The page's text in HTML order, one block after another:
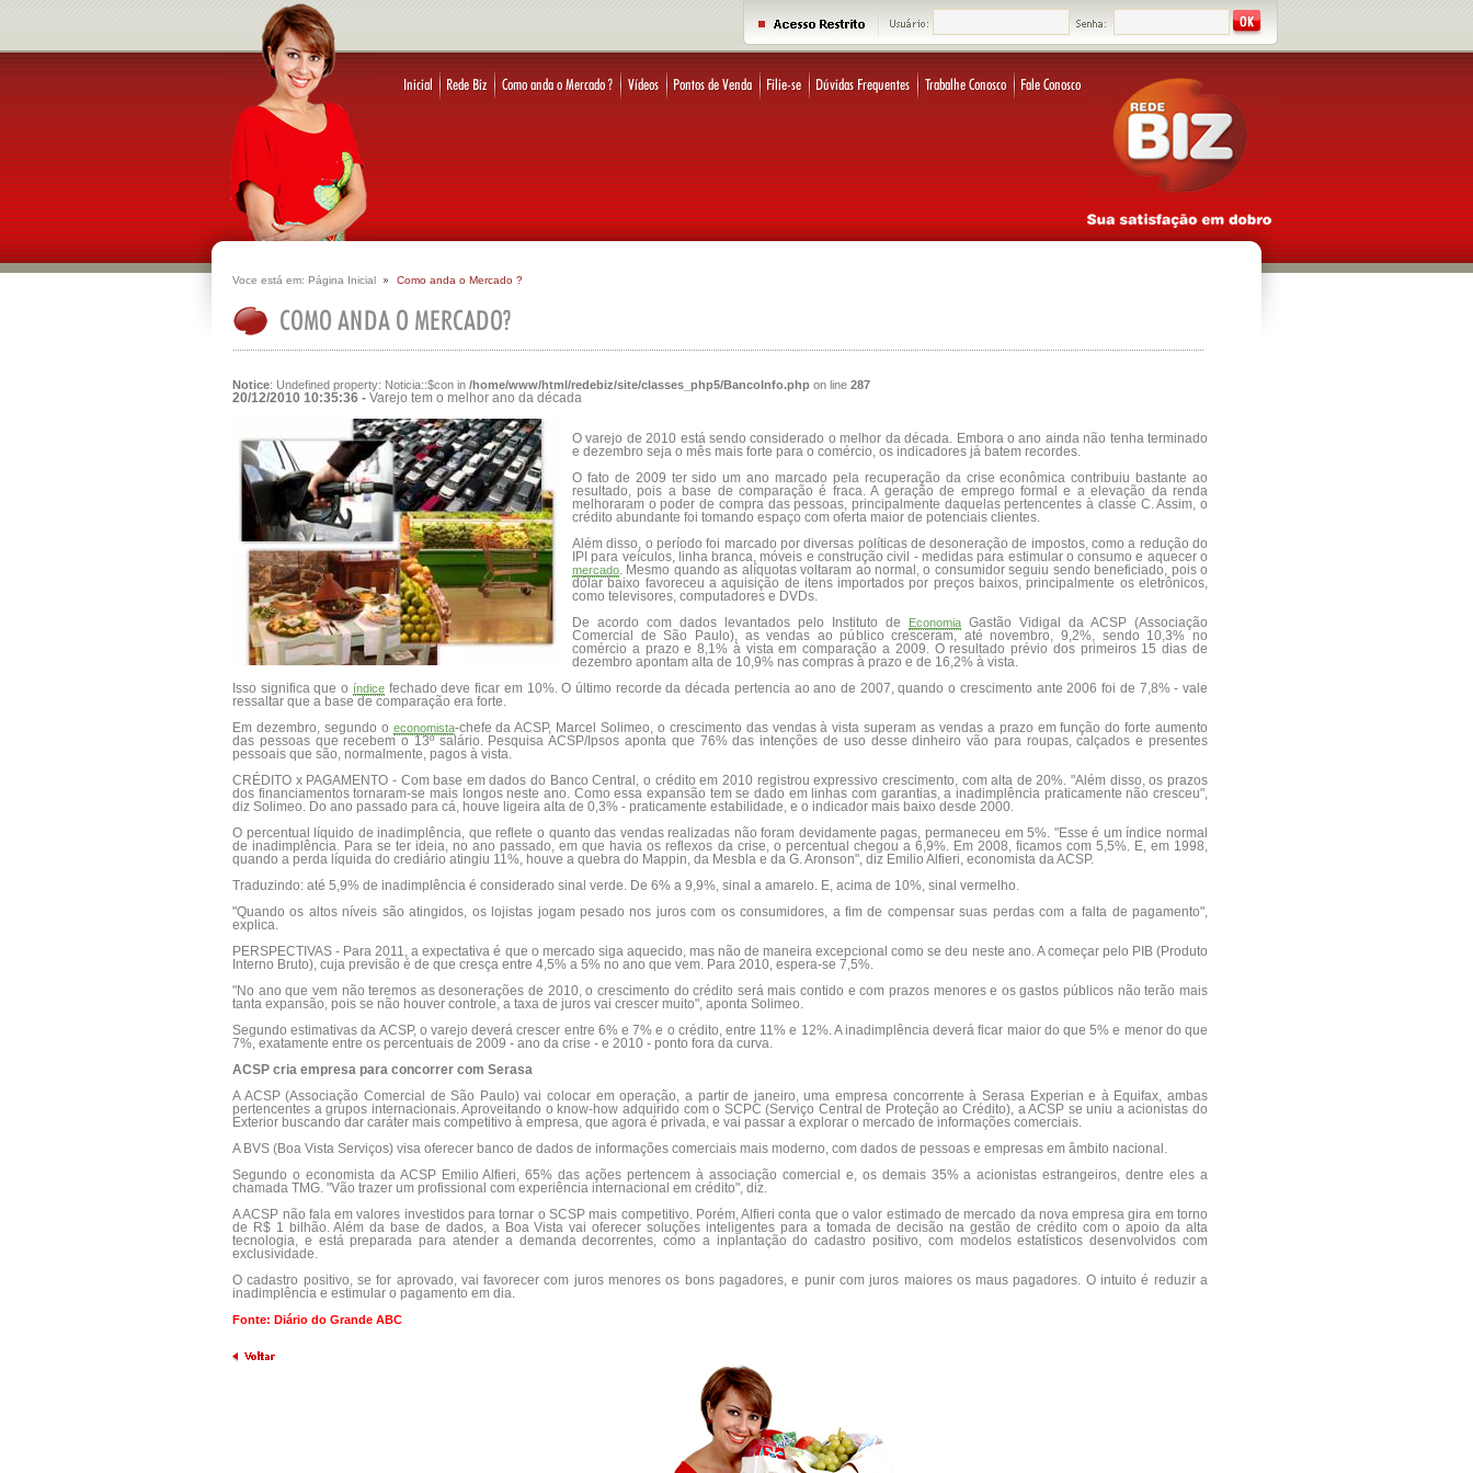
Voce está em: Página Inicial Como anda o Mercado ?
Notice: Undefined property: Noticia::$con in /home/www/html/redebiz/site/classes_php5/BancoInfo.php on line 287
20/12/2010 10:35:36 - Varejo tem o melhor ano da década
O varejo de 2010 está sendo considerado o melhor da década. Embora o ano ainda não tenha terminado
e dezembro seja o mês mais forte para o comércio, os indicadores já batem recordes.
O fato de 2009 ter sido um ano marcado pela recuperação da crise econômica contribuiu bastante ao
resultado, pois a base de comparação é fraca. A geração de emprego formal e a elevação da renda
melhoraram o poder de compra das pessoas, principalmente daquelas pertencentes à classe C. Assim, o
crédito abundante foi tomando espaço com oferta maior de potenciais clientes.
Além disso, o período foi marcado por diversas políticas de desoneração de impostos, como a redução do
IPI para veículos, linha branca, móveis e construção civil - medidas para estimular o consumo e aquecer o
mercado. Mesmo quando as alíquotas voltaram ao normal, o consumidor seguiu sendo beneficiado, pois o
dólar baixo favoreceu a aquisição de itens importados por preços baixos, principalmente os eletrônicos,
como televisores, computadores e DVDs.
De acordo com dados levantados pelo Instituto de
Economia Gastão Vidigal da ACSP (Associação
Comercial de São Paulo), as vendas ao público cresceram, até novembro, 9,2%, sendo 10,3% no
comércio a prazo e 8,1% à vista em comparação a 2009. O resultado prévio dos primeiros 15 dias de
dezembro apontam alta de 10,9% nas compras à prazo e de 16,2% à vista.
Isso significa que o índicefechado deve ficar em 10%. O último recorde da década pertencia ao ano de 2007, quando o crescimento ante 2006 foi de 7,8% - vale
ressaltar que a base de comparação era forte.
Em dezembro, segundo o economista-chefe da ACSP, Marcel Solimeo, o crescimento das vendas à vista superam as vendas a prazo em função do forte aumento
das pessoas que recebem o 13º salário. Pesquisa ACSP/Ipsos aponta que 76% das intenções de uso desse dinheiro vão para roupas, calçados e presentes
pessoais que são, normalmente, pagos à vista.
CRÉDITO x PAGAMENTO - Com base em dados do Banco Central, o crédito em 2010 registrou expressivo crescimento, com alta de 20%. "Além disso, os prazos
dos financiamentos tornaram-se mais longos neste ano. Como essa expansão tem se dado em linhas com garantias, a inadimplência praticamente não cresceu",
diz Solimeo. Do ano passado para cá, houve ligeira alta de 0,3% - praticamente estabilidade, e o indicador mais baixo desde 2000.
O percentual líquido de inadimplência, que reflete o quanto das vendas realizadas não foram devidamente pagas, permaneceu em 5%. "Esse é um índice normal
de inadimplência. Para se ter ideia, no ano passado, em que havia os reflexos da crise, o percentual chegou a 6,9%. Em 2008, ficamos com 5,5%. E, em 1998,
quando a perda líquida do crediário atingiu 11%, houve a quebra do Mappin, da Mesbla e da G. Aronson", diz Emilio Alfieri, economista da ACSP.
Traduzindo: até 5,9% de inadimplência é considerado sinal verde. De 6% a 9,9%, sinal a amarelo. E, acima de 10%, sinal vermelho.
"Quando os altos níveis são atingidos, os lojistas jogam pesado nos juros com os consumidores, a fim de compensar suas perdas com a falta de pagamento",
explica.
PERSPECTIVAS - Para 2011, a expectativa é que o mercado siga aquecido, mas não de maneira excepcional como se deu neste ano. A começar pelo PIB (Produto
Interno Bruto), cuja previsão é de que cresça entre 4,5% a 5% no ano que vem. Para 2010, espera-se 7,5%.
"No ano que vem não teremos as desonerações de 2010, o crescimento do crédito será mais contido e com prazos menores e os gastos públicos não terão mais
tanta expansão, pois se não houver controle, a taxa de juros vai crescer muito", aponta Solimeo.
Segundo estimativas da ACSP, o varejo deverá crescer entre 6% e 7% e o crédito, entre 11% e 12%. A inadimplência deverá ficar maior do que 5% e menor do que
7%, exatamente entre os percentuais de 2009 - ano da crise - e 2010 - ponto fora da curva.
ACSP cria empresa para concorrer com Serasa
A ACSP (Associação Comercial de São Paulo) vai colocar em operação, a partir de janeiro, uma empresa concorrente à Serasa Experian e à Equifax, ambas
pertencentes a grupos internacionais. Aproveitando o know-how adquirido com o SCPC (Serviço Central de Proteção ao Crédito), a ACSP se uniu a acionistas do
Exterior buscando dar caráter mais competitivo à empresa, que agora é privada, e vai passar a explorar o mercado de informações comerciais.
A BVS (Boa Vista Serviços) visa oferecer banco de dados de informações comerciais mais moderno, com dados de pessoas e empresas em âmbito nacional.
Segundo o economista da ACSP Emilio Alfieri, 65% das ações pertencem à associação comercial e, os demais 35% a acionistas estrangeiros, dentre eles a
chamada TMG. "Vão trazer um profissional com experiência internacional em crédito", diz.
A ACSP não fala em valores investidos para tornar o SCSP mais competitivo. Porém, Alfieri conta que o valor estimado de mercado da nova empresa gira em torno
de R$ 1 bilhão. Além da base de dados, a Boa Vista vai oferecer soluções inteligentes para a tomada de decisão na gestão de crédito com o apoio da alta
tecnologia, e está preparada para atender a demanda decorrentes, como a inplantação do cadastro positivo, com modelos estatísticos desenvolvidos com
exclusividade.
O cadastro positivo, se for aprovado, vai favorecer com juros menores os bons pagadores, e punir com juros maiores os maus pagadores. O intuito é reduzir a
inadimplência e estimular o pagamento em dia.
Fonte: Diário do Grande ABC